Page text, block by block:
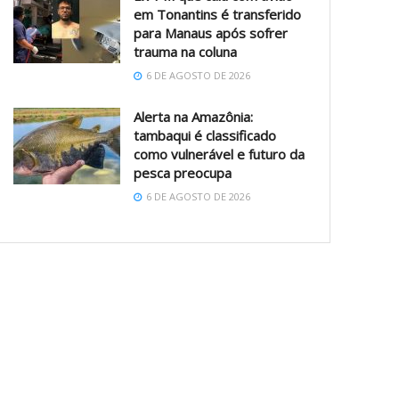
em Tonantins é transferido
para Manaus após sofrer
trauma na coluna
6 DE AGOSTO DE 2026
Alerta na Amazônia:
tambaqui é classificado
como vulnerável e futuro da
pesca preocupa
6 DE AGOSTO DE 2026